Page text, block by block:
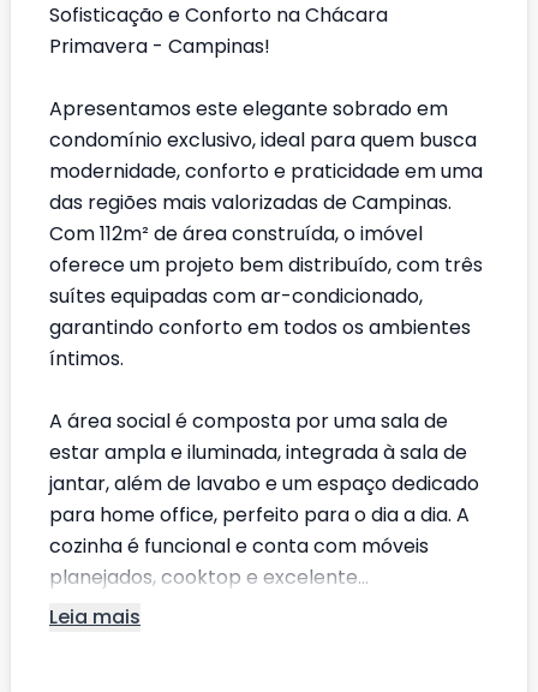
Sofisticação e Conforto na Chácara
Primavera - Campinas!
Apresentamos este elegante sobrado em
condomínio exclusivo, ideal para quem busca
modernidade, conforto e praticidade em uma
das regiões mais valorizadas de Campinas.
Com 112m² de área construída, o imóvel
oferece um projeto bem distribuído, com três
suítes equipadas com ar-condicionado,
garantindo conforto em todos os ambientes
íntimos.
A área social é composta por uma sala de
estar ampla e iluminada, integrada à sala de
jantar, além de lavabo e um espaço dedicado
para home office, perfeito para o dia a dia. A
cozinha é funcional e conta com móveis
planejados, cooktop e excelente...
Leia mais